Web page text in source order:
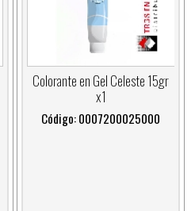
Colorante en Gel Celeste 15gr
x1
Código: 0007200025000